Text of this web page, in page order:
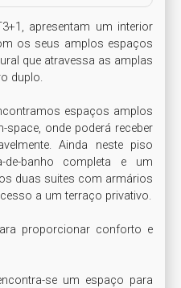
apresentam um interior
os seus amplos espaços
que atravessa as amplas
duplo.
espaços amplos
onde poderá receber
Ainda neste piso
banho completa e um
duas suites com armários
a um terraço privativo.
proporcionar conforto e
se um espaço para